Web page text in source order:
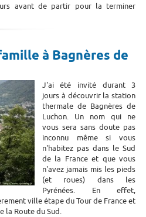
avant de partir pour la terminer
à Bagnères de
J'ai été invité durant 3
jours à découvrir la station
thermale de Bagnères de
Luchon. Un nom qui ne
vous sera sans doute pas
inconnu même si vous
n'habitez pas dans le Sud
de la France et que vous
n'avez jamais mis les pieds
(et roues) dans les
Pyrénées. En effet,
ville étape du Tour de France et
la Route du Sud.